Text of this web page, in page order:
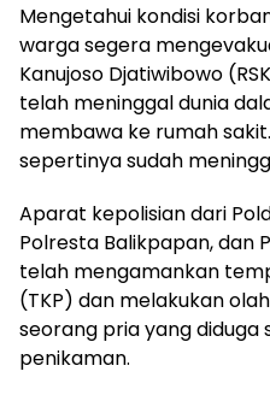
Mengetahui kondisi
warga segera
Kanujoso Djatiwibowo
telah meninggal dunia
membawa ke rumah
sepertinya sudah
Aparat kepolisian dari
Polresta Balikpapan, dan
telah mengamankan
(TKP) dan melakukan
seorang pria yang diduga
penikaman.